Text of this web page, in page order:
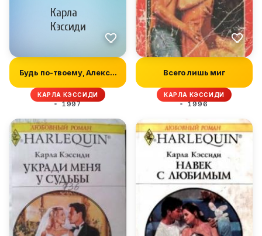
Будь по-твоему, Алекс...
КАРЛА КЭССИДИ
1997
Всего лишь миг
КАРЛА КЭССИДИ
1996